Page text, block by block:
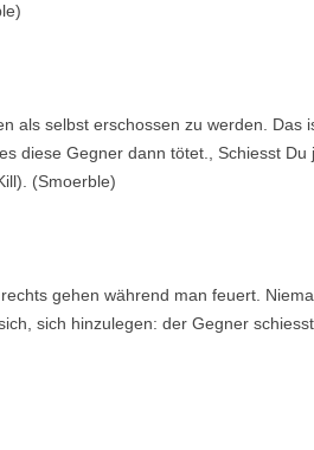
als selbst erschossen zu werden. Das
diese Gegner dann tötet., Schiesst
(Smoerble)
gehen während man feuert.
sich hinzulegen: der Gegner